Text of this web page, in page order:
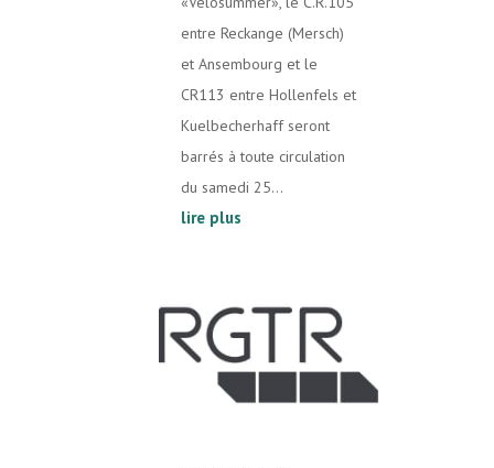
entre Reckange (Mersch)
et Ansembourg et le
CR113 entre Hollenfels et
Kuelbecherhaff seront
barrés à toute circulation
du samedi 25...
lire plus